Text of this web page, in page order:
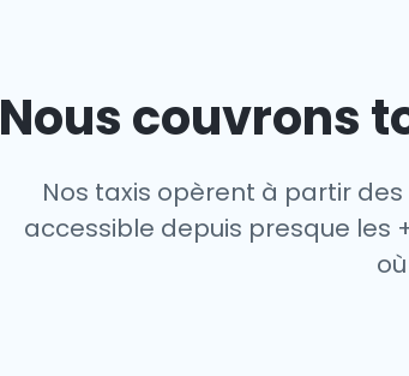
Nous couvrons
Nos taxis opèrent à partir
accessible depuis presque les